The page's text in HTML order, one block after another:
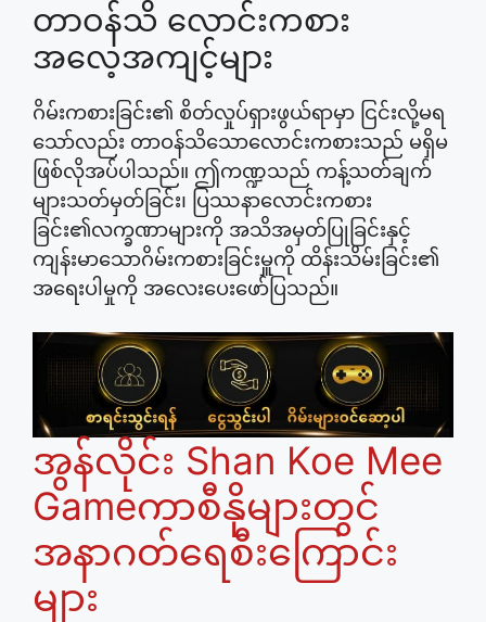
တာဝန်သိ လောင်းကစား
အလေ့အကျင့်များ
ဂိမ်းကစားခြင်း၏ စိတ်လှုပ်ရှားဖွယ်ရာမှာ ငြင်းလို့မရ
သော်လည်း တာဝန်သိသောလောင်းကစားသည် မရှိမ
ဖြစ်လိုအပ်ပါသည်။ ဤကဏ္ဍသည် ကန့်သတ်ချက်
များသတ်မှတ်ခြင်း၊ ပြဿနာလောင်းကစား
ခြင်း၏လက္ခဏာများကို အသိအမှတ်ပြုခြင်းနှင့်
ကျန်းမာသောဂိမ်းကစားခြင်းမှူကို ထိန်းသိမ်းခြင်း၏
အရေးပါမှုကို အလေးပေးဖော်ပြသည်။
အွန်လိုင်း Shan Koe Mee
Gameကာစီနိုများတွင်
အနာဂတ်ရေစီးကြောင်း
များ